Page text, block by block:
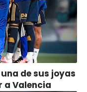
de sus joyas
a Valencia